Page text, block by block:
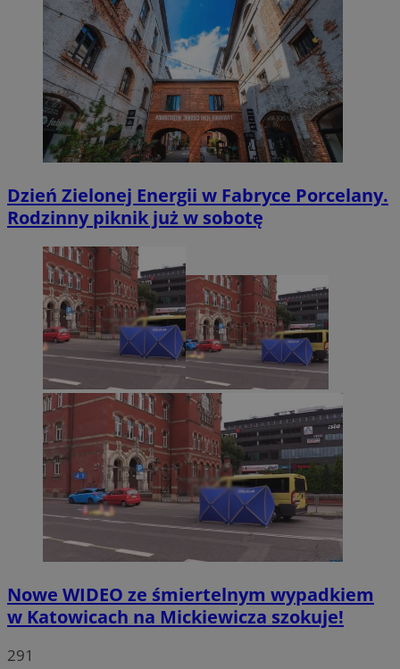
Dzień Zielonej Energii w Fabryce Porcelany.
Rodzinny piknik już w sobotę
Nowe WIDEO ze śmiertelnym wypadkiem
w Katowicach na Mickiewicza szokuje!
291